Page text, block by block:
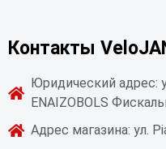
Контакты
Юридический адрес:
ENAIZOBOLS
Адрес магазина: ул.